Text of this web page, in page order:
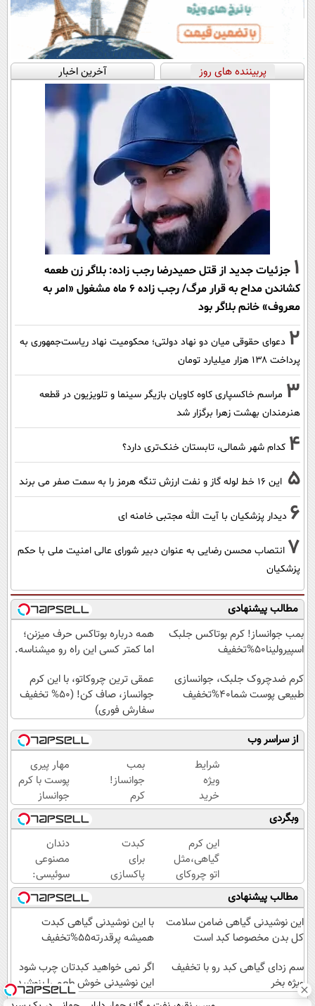
پربیننده های روز آخرین اخبار
1 جزئیات جدید از قتل حمیدرضا رجب زاده: بلاگر زن طعمه
کشاندن مداح به قرار مرگ/ رجب زاده 6 ماه مشغول «امر به
معروف» خانم بلاگر بود
2 دعوای حقوقی میان دو نهاد دولتی؛ محکومیت نهاد ریاست‌جمهوری به
پرداخت ۱۳۸ هزار میلیارد تومان
3 مراسم خاکسپاری کاوه کاویان بازیگر سینما و تلویزیون در قطعه
هنرمندان بهشت زهرا برگزار شد
4 کدام شهر شمالی، تابستان خنک‌تری دارد؟
5 این 16 خط لوله گاز و نفت ارزش تنگه هرمز را به سمت صفر می برند
6 دیدار پزشکیان با آیت الله مجتبی خامنه ای
7 انتصاب محسن رضایی به عنوان دبیر شورای عالی امنیت ملی با حکم
پزشکیان
مطالب پیشنهادی
بمب جوانساز! کرم بوتاکس جلبک
اسپیرولینا50%تخفیف
همه درباره بوتاکس حرف میزنن؛
اما کمتر کسی این راه رو میشناسه.
کرم ضدچروک جلبک، جوانسازی
طبیعی پوست شما40%تخفیف
عمقی ترین چروکاتو، با این کرم
جوانساز، صاف کن! (50% تخفیف
سفارش فوری)
از سراسر وب
شرایط
ویژه
خرید
کرم
بوتاکس
گیاهی
تا پایان
امشب!
بمب
جوانساز!
کرم
بوتاکس
جلبک
اسپیرولینا50%تخفیف
مهار پیری
پوست با کرم
جوانساز
پوست
آلمانی(تخفیف
ویژه تا
امشب)
وبگردی
این کرم
گیاهی،مثل
اتو چروکای
پوستتوصاف
میکنه!50%تخفیف
کبدت
برای
پاکسازی
به این
نوشیدنی
گیاهی
نیاز داره
دندان
مصنوعی
سوئیسی:
جدیدترین
فناوری
اروپا،
سبک و
پرداخت
قسطی
مطالب پیشنهادی
این نوشیدنی گیاهی ضامن سلامت
کل بدن مخصوصا کبد است
با این نوشیدنی گیاهی کبدت
همیشه پرقدرته55%تخفیف
سم زدای گیاهی کبد رو با تخفیف
ویژه بخر
اگر نمی خواهید کبدتان چرب شود
این نوشیدنی خوش طعم را بنوشید